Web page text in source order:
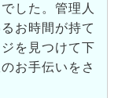
した。管理人
お時間が持て
を見つけて下
お手伝いをさ